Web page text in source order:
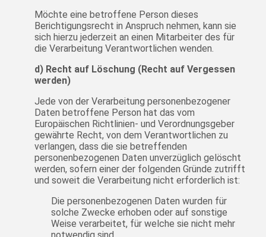
Möchte eine betroffene Person dieses
Berichtigungsrecht in Anspruch nehmen, kann sie
sich hierzu jederzeit an einen Mitarbeiter des für
die Verarbeitung Verantwortlichen wenden.
d) Recht auf Löschung (Recht auf Vergessen
werden)
Jede von der Verarbeitung personenbezogener
Daten betroffene Person hat das vom
Europäischen Richtlinien- und Verordnungsgeber
gewährte Recht, von dem Verantwortlichen zu
verlangen, dass die sie betreffenden
personenbezogenen Daten unverzüglich gelöscht
werden, sofern einer der folgenden Gründe zutrifft
und soweit die Verarbeitung nicht erforderlich ist:
Die personenbezogenen Daten wurden für
solche Zwecke erhoben oder auf sonstige
Weise verarbeitet, für welche sie nicht mehr